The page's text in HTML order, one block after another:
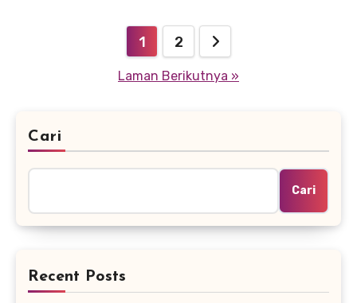
1 2
Laman Berikutnya »
Cari
Cari
Recent Posts